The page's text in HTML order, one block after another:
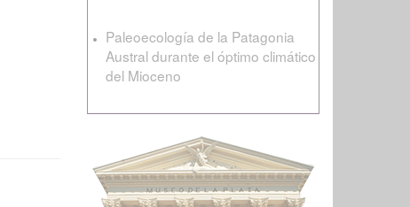
Paleoecología de la Patagonia
Austral durante el óptimo climático
del Mioceno